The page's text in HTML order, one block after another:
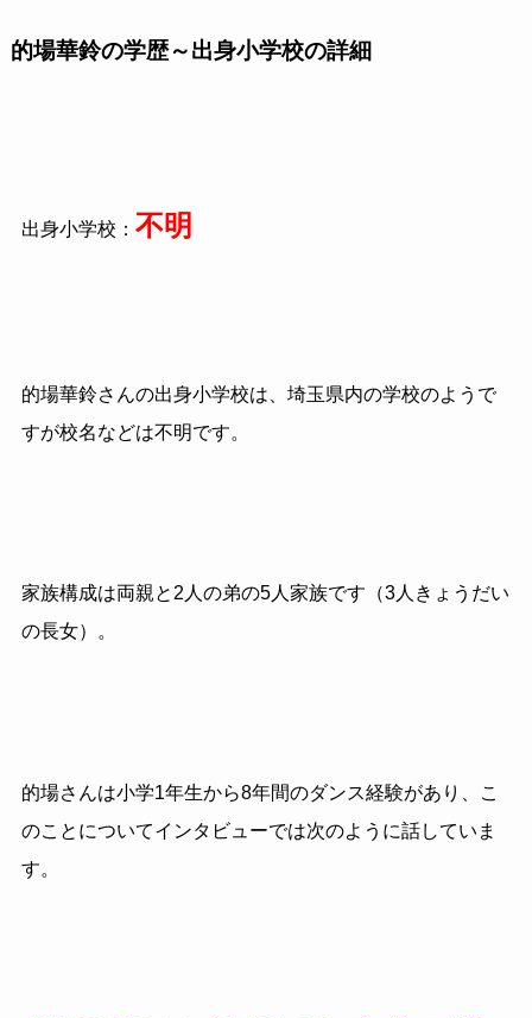
的場華鈴の学歴～出身小学校の詳細
出身小学校： 不明
的場華鈴さんの出身小学校は、埼玉県内の学校のようで
すが校名などは不明です。
家族構成は両親と2人の弟の5人家族です（3人きょうだい
の長女）。
的場さんは小学1年生から8年間のダンス経験があり、こ
のことについてインタビューでは次のように話していま
す。